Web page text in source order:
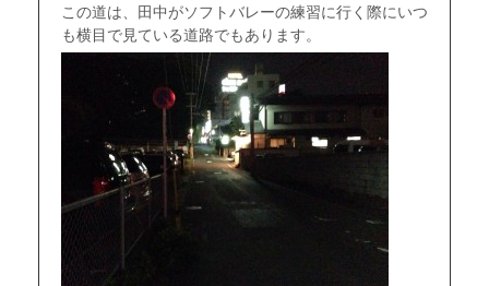
この道は、田中がソフトバレーの練習に行く際にいつ
も横目で見ている道路でもあります。